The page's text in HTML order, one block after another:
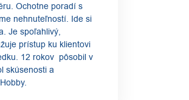
Ochotne poradí s
nehnuteľností. Ide si
Je spoľahlivý,
prístup ku klientovi
12 rokov pôsobil v
skúsenosti a